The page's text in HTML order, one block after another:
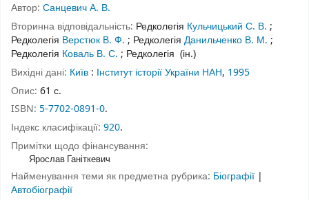
Автор: Санцевич А. В.
Вторинна відповідальність: Редколегія Кульчицький С. В. ;
Редколегія Верстюк В. Ф. ; Редколегія Данильченко В. М. ;
Редколегія Коваль В. С. ; Редколегія (ін.)
Вихідні дані: Київ : Інститут історії України НАН, 1995
Опис: 61 с.
ISBN: 5-7702-0891-0.
Індекс класифікації: 920.
Примітки щодо фінансування:
Ярослав Ганіткевич
Найменування теми як предметна рубрика: Біографії |
Автобіографії